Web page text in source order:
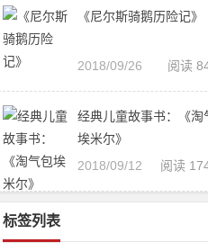
《尼尔斯骑鹅历险记》
阅读
2018/09/26
经典儿童故事书：《淘
埃米尔》
阅读
2018/09/12
标签列表